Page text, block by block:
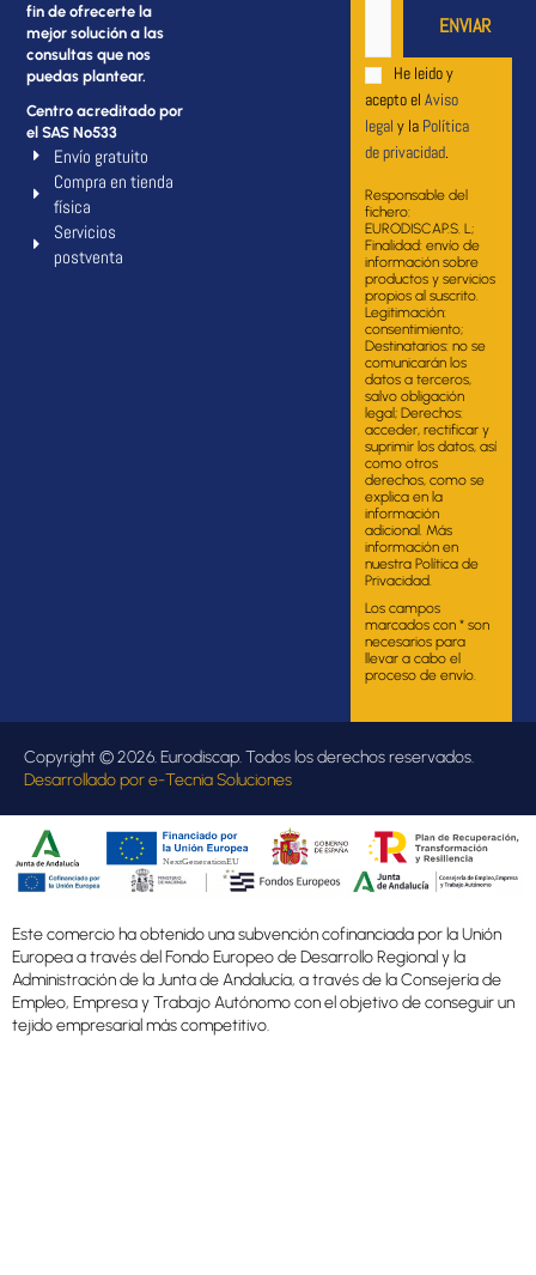
fin de ofrecerte la
mejor solución a las
consultas que nos
puedas plantear.
Centro acreditado por
el SAS Nº533
Envío gratuito
Compra en tienda
física
Servicios
postventa
He leido y
acepto el Aviso
legal y la Política
de privacidad.
Responsable del
fichero:
EURODISCAP.S. L;
Finalidad: envío de
información sobre
productos y servicios
propios al suscrito.
Legitimación:
consentimiento;
Destinatarios: no se
comunicarán los
datos a terceros,
salvo obligación
legal; Derechos:
acceder, rectificar y
suprimir los datos, así
como otros
derechos, como se
explica en la
información
adicional. Más
información en
nuestra Política de
Privacidad.
Los campos
marcados con * son
necesarios para
llevar a cabo el
proceso de envío.
Copyright © 2026. Eurodiscap. Todos los derechos reservados.
Desarrollado pore-Tecnia Soluciones
Este comercio ha obtenido una subvención cofinanciada por la Unión
Europea a través del Fondo Europeo de Desarrollo Regional y la
Administración de la Junta de Andalucía, a través de la Consejería de
Empleo, Empresa y Trabajo Autónomo con el objetivo de conseguir un
tejido empresarial más competitivo.